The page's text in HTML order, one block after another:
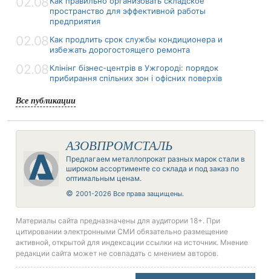
пространство для эффективной работы
предприятия
02.08 Как продлить срок службы кондиционера и
избежать дорогостоящего ремонта
02.08 Клінінг бізнес-центрів в Ужгороді: порядок
прибирання спільних зон і офісних поверхів
Все публикации
АЗОВПРОМСТАЛЬ
Предлагаем металлопрокат разных марок стали в
широком ассортименте со склада и под заказ по
оптимальным ценам.
© 2001-2026 Все права защищены.
Материалы сайта предназначены для аудитории 18+. При
цитировании электронными СМИ обязательно размещение
активной, открытой для индексации ссылки на источник. Мнение
редакции сайта может не совпадать с мнением авторов.